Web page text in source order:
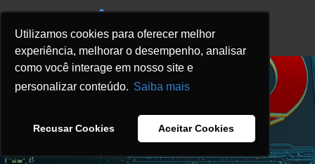
Utilizamos cookies para oferecer melhor
experiência, melhorar o desempenho, analisar
como você interage em nosso site e
personalizar conteúdo. Saiba mais
Recusar Cookies Aceitar Cookies
,
DevOps